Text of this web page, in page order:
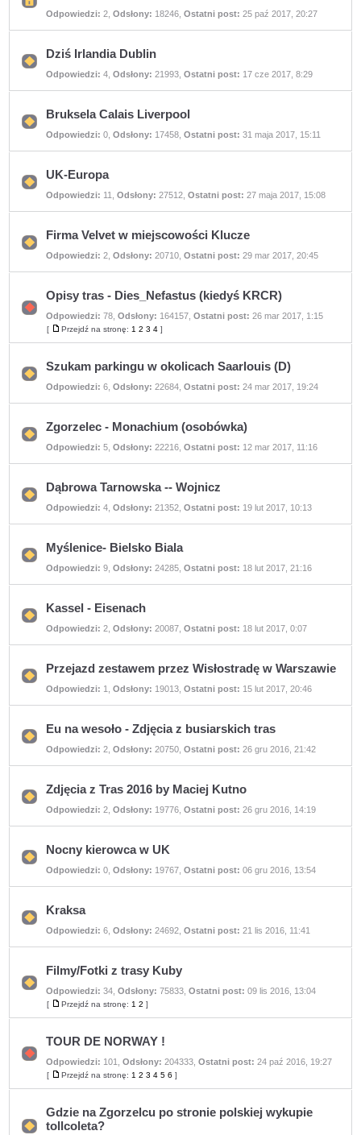
Ten
jest
Nie
można
nim
ani
postów.
Odpowiedzi: 2 ,Odsłony: 18246 ,Ostatni post: 25 paź 2017, 20:27
Nie
nieprzeczytanych
Dziś Irlandia Dublin
Odpowiedzi: 4 ,Odsłony: 21993 ,Ostatni post: 17 cze 2017, 8:29
Nie
nieprzeczytanych
Bruksela Calais Liverpool
Odpowiedzi: 0 ,Odsłony: 17458 ,Ostatni post: 31 maja 2017, 15:11
Nie
nieprzeczytanych
UK-Europa
Odpowiedzi: 11 ,Odsłony: 27512 ,Ostatni post: 27 maja 2017, 15:08
Nie
nieprzeczytanych
Firma Velvet w miejscowości Klucze
Odpowiedzi: 2 ,Odsłony: 20710 ,Ostatni post: 29 mar 2017, 20:45
Nie
ma
postów
Opisy tras - Dies_Nefastus (kiedyś KRCR)
Odpowiedzi: 78 ,Odsłony: 164157 ,Ostatni post: 26 mar 2017, 1:15
[
Przejdź
na
Przejdź na stronę: 1 2 3 4 ]
Nie
nieprzeczytanych
Szukam parkingu w okolicach Saarlouis (D)
Odpowiedzi: 6 ,Odsłony: 22684 ,Ostatni post: 24 mar 2017, 19:24
Nie
nieprzeczytanych
Zgorzelec - Monachium (osobówka)
Odpowiedzi: 5 ,Odsłony: 22216 ,Ostatni post: 12 mar 2017, 11:16
Nie
nieprzeczytanych
Dąbrowa Tarnowska -- Wojnicz
Odpowiedzi: 4 ,Odsłony: 21352 ,Ostatni post: 19 lut 2017, 10:13
Nie
nieprzeczytanych
Myślenice- Bielsko Biala
Odpowiedzi: 9 ,Odsłony: 24285 ,Ostatni post: 18 lut 2017, 21:16
Nie
nieprzeczytanych
Kassel - Eisenach
Odpowiedzi: 2 ,Odsłony: 20087 ,Ostatni post: 18 lut 2017, 0:07
Nie
nieprzeczytanych
Przejazd zestawem przez Wisłostradę w Warszawie
Odpowiedzi: 1 ,Odsłony: 19013 ,Ostatni post: 15 lut 2017, 20:46
Nie
nieprzeczytanych
Eu na wesoło - Zdjęcia z busiarskich tras
Odpowiedzi: 2 ,Odsłony: 20750 ,Ostatni post: 26 gru 2016, 21:42
Nie
nieprzeczytanych
Zdjęcia z Tras 2016 by Maciej Kutno
Odpowiedzi: 2 ,Odsłony: 19776 ,Ostatni post: 26 gru 2016, 14:19
Nie
nieprzeczytanych
Nocny kierowca w UK
Odpowiedzi: 0 ,Odsłony: 19767 ,Ostatni post: 06 gru 2016, 13:54
Nie
nieprzeczytanych
Kraksa
Odpowiedzi: 6 ,Odsłony: 24692 ,Ostatni post: 21 lis 2016, 11:41
Nie
ma
postów
Filmy/Fotki z trasy Kuby
Odpowiedzi: 34 ,Odsłony: 75833 ,Ostatni post: 09 lis 2016, 13:04
[
Przejdź
na
Przejdź na stronę: 1 2 ]
Nie
ma
postów
TOUR DE NORWAY !
Odpowiedzi: 101 ,Odsłony: 204333 ,Ostatni post: 24 paź 2016, 19:27
[
Przejdź
na
Przejdź na stronę: 1 2 3 4 5 6 ]
Gdzie na Zgorzelcu po stronie polskiej wykupie
tollcoleta?